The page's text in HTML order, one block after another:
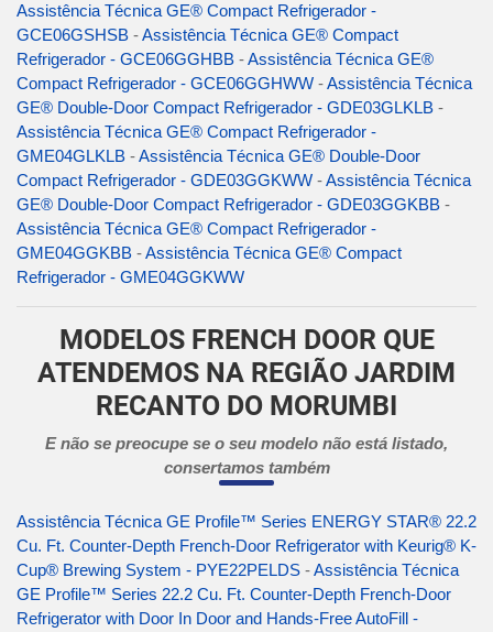
Assistência Técnica GE® Compact Refrigerador -
GCE06GSHSB -Assistência Técnica GE® Compact
Refrigerador - GCE06GGHBB -Assistência Técnica GE®
Compact Refrigerador - GCE06GGHWW -Assistência Técnica
GE® Double-Door Compact Refrigerador - GDE03GLKLB -
Assistência Técnica GE® Compact Refrigerador -
GME04GLKLB -Assistência Técnica GE® Double-Door
Compact Refrigerador - GDE03GGKWW -Assistência Técnica
GE® Double-Door Compact Refrigerador - GDE03GGKBB -
Assistência Técnica GE® Compact Refrigerador -
GME04GGKBB -Assistência Técnica GE® Compact
Refrigerador - GME04GGKWW
MODELOS FRENCH DOOR QUE
ATENDEMOS NA REGIÃO JARDIM
RECANTO DO MORUMBI
E não se preocupe se o seu modelo não está listado,
consertamos também
Assistência Técnica GE Profile™ Series ENERGY STAR® 22.2
Cu. Ft. Counter-Depth French-Door Refrigerator with Keurig® K-
Cup® Brewing System - PYE22PELDS -Assistência Técnica
GE Profile™ Series 22.2 Cu. Ft. Counter-Depth French-Door
Refrigerator with Door In Door and Hands-Free AutoFill -